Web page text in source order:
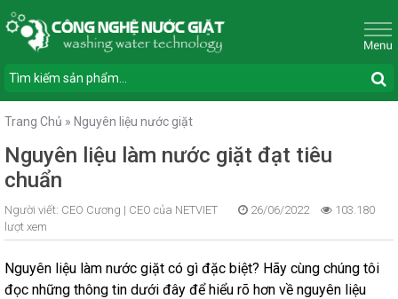
Trang Chủ » Nguyên liệu nước giặt
Nguyên liệu làm nước giặt đạt tiêu
chuẩn
Người viết: CEO Cương | CEO của NETVIET 26/06/2022
103.180
lượt xem
Nguyên liệu làm nước giặt có gì đặc biệt? Hãy cùng chúng tôi
đọc những thông tin dưới đây để hiểu rõ hơn về nguyên liệu